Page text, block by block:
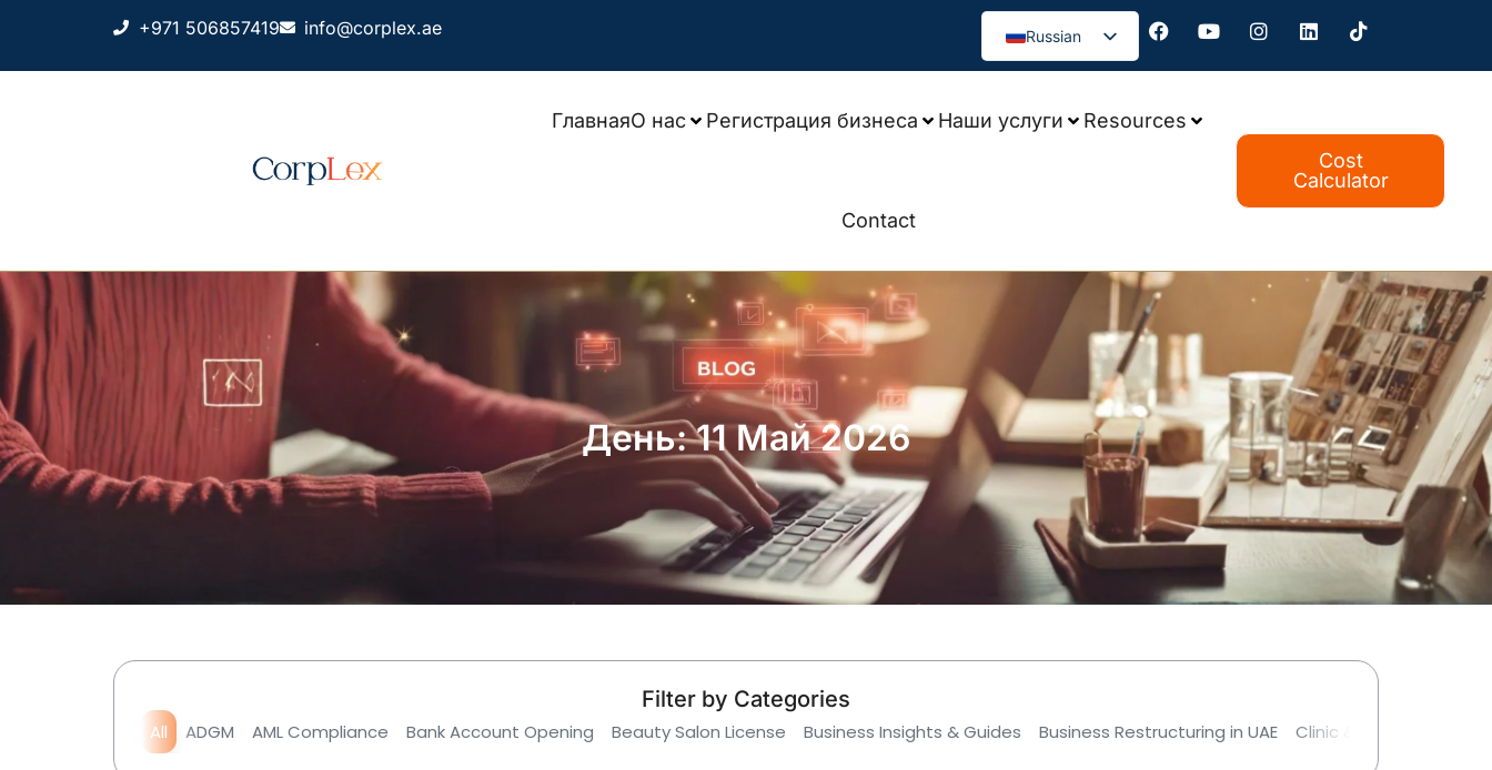
+971 506857419 info@corplex.ae Russian
ГлавнаяО нас Регистрация бизнеса Наши услуги Resources
Contact
Cost
Calculator
День: 11 Май 2026
Filter by Categories
ADGM AML Compliance Bank Account Opening Beauty Salon License Business Insights & Guides Business Restructuring in UAE Clinic & Medical Lab
All